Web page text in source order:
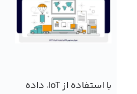
با استفاده از IoT، داده